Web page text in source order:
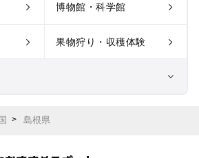
博物館・科学館
果物狩り・収穫体験
島根県